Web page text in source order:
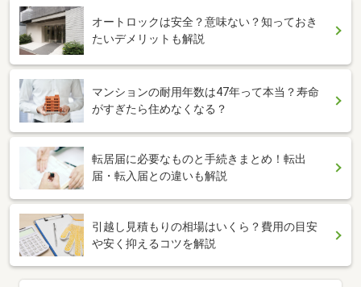
オートロックは安全？意味ない？知っておき
たいデメリットも解説
マンションの耐用年数は47年って本当？寿命
がすぎたら住めなくなる？
転居届に必要なものと手続きまとめ！転出
届・転入届との違いも解説
引越し見積もりの相場はいくら？費用の目安
や安く抑えるコツを解説